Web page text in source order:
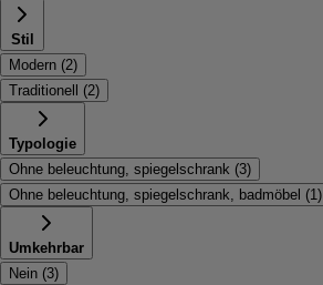
Stil
Modern (2)
Traditionell
(2)
Typologie
Ohne beleuchtung, spiegelschrank (3)
Ohne beleuchtung, spiegelschrank, badmöbel (1)
Umkehrbar
Nein (3)